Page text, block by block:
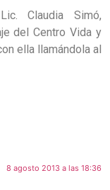
Claudia Simó,
del Centro Vida y
ella llamándola al
8 agosto 2013 a las 18:36